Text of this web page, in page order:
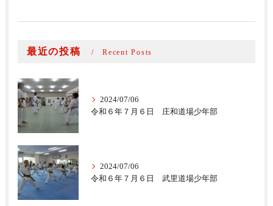
最近の投稿 Recent Posts
2024/07/06
令和６年７月６日 庄和道場少年部
2024/07/06
令和６年７月６日 武里道場少年部